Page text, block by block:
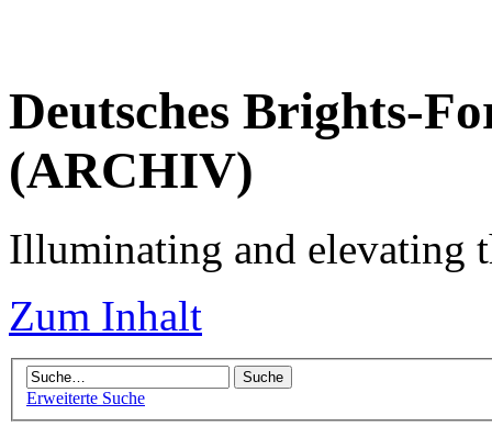
Deutsches Brights-
(ARCHIV)
Illuminating and elevating
Zum Inhalt
Erweiterte Suche